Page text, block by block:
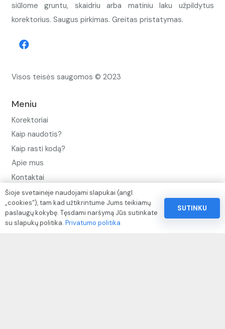
siūlome gruntu, skaidriu arba matiniu laku užpildytus
korektorius. Saugus pirkimas. Greitas pristatymas.
Visos teisės saugomos © 2023
Meniu
Korektoriai
Kaip naudotis?
Kaip rasti kodą?
Apie mus
Kontaktai
Privatumo politika
Pinigų ir prekių grąžinimo politika
Paslaugų naudojimo sąlygos ir taisyklės
Šioje svetainėje naudojami slapukai (angl.
„cookies“), tam kad užtikrintume Jums teikiamų
paslaugų kokybę. Tęsdami naršymą Jūs sutinkate
su slapukų politika. Privatumo politika
SUTINKU